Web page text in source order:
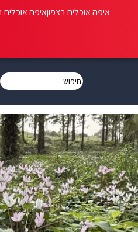
איפה אוכלים בצפוןאיפה אוכלים